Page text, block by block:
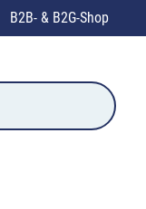
B2B- & B2G-Shop